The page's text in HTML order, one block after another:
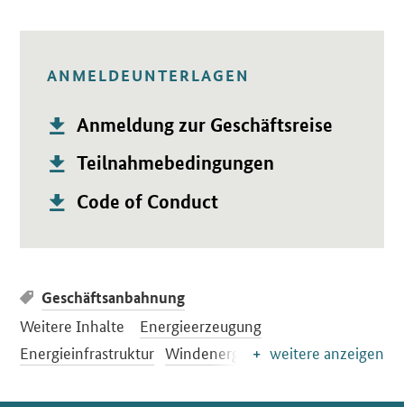
ANMELDEUNTERLAGEN
Publikation:
Anmeldung zur Geschäftsreise
Öffnet PDF "Anmeldung zur Geschäftsreise" in neuem
Publikation:
Teilnahmebedingungen
Öffnet PDF "Teilnahmebedingungen" in neuem Fenster.
Publikation:
Code of Conduct
Öffnet PDF "Code of Conduct" in neuem Fenster.
Geschäftsanbahnung
Weitere Inhalte
Energieerzeugung
Energieinfrastruktur Windenergie weitere anzeigen